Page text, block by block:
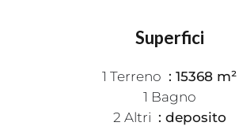
Superfici
1 Terreno
15368 m²
1 Bagno
2 Altri
deposito